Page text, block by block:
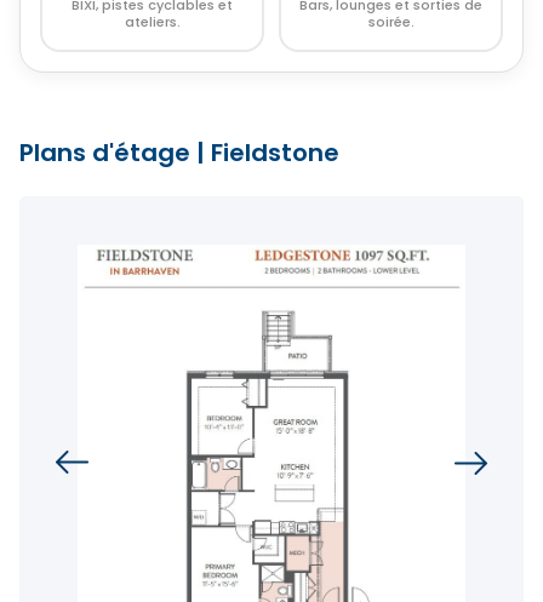
BIXI, pistes cyclables et
ateliers.
Bars, lounges et sorties de
soirée.
Plans d'étage | Fieldstone